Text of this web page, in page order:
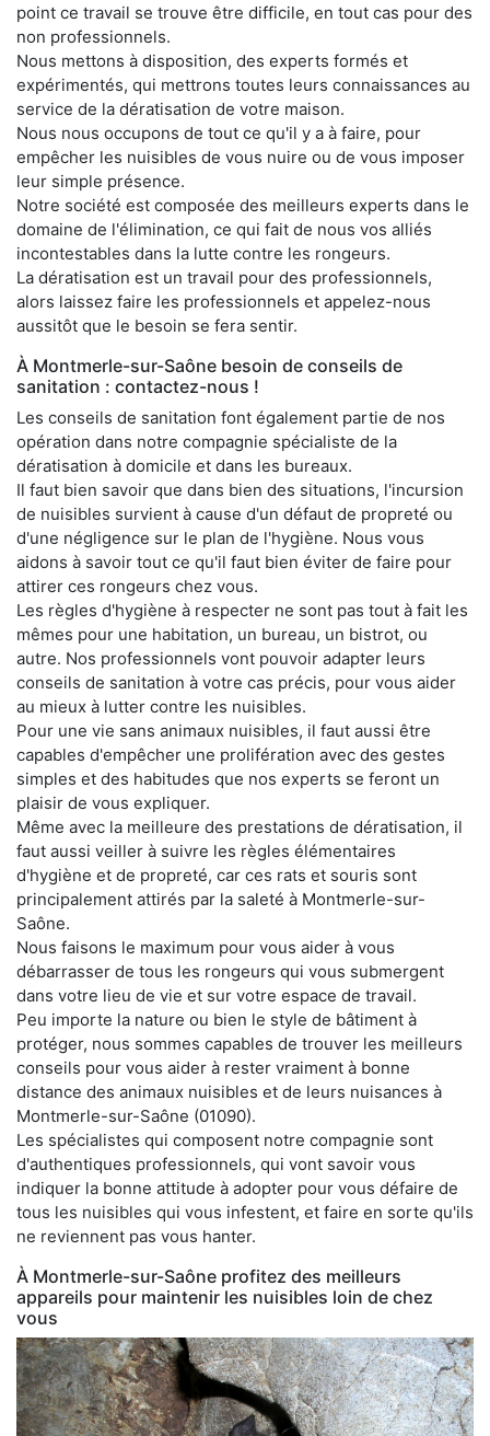
point ce travail se trouve être difficile, en tout cas pour des
non professionnels.
Nous mettons à disposition, des experts formés et
expérimentés, qui mettrons toutes leurs connaissances au
service de la dératisation de votre maison.
Nous nous occupons de tout ce qu'il y a à faire, pour
empêcher les nuisibles de vous nuire ou de vous imposer
leur simple présence.
Notre société est composée des meilleurs experts dans le
domaine de l'élimination, ce qui fait de nous vos alliés
incontestables dans la lutte contre les rongeurs.
La dératisation est un travail pour des professionnels,
alors laissez faire les professionnels et appelez-nous
aussitôt que le besoin se fera sentir.
À Montmerle-sur-Saône besoin de conseils de
sanitation : contactez-nous !
Les conseils de sanitation font également partie de nos
opération dans notre compagnie spécialiste de la
dératisation à domicile et dans les bureaux.
Il faut bien savoir que dans bien des situations, l'incursion
de nuisibles survient à cause d'un défaut de propreté ou
d'une négligence sur le plan de l'hygiène. Nous vous
aidons à savoir tout ce qu'il faut bien éviter de faire pour
attirer ces rongeurs chez vous.
Les règles d'hygiène à respecter ne sont pas tout à fait les
mêmes pour une habitation, un bureau, un bistrot, ou
autre. Nos professionnels vont pouvoir adapter leurs
conseils de sanitation à votre cas précis, pour vous aider
au mieux à lutter contre les nuisibles.
Pour une vie sans animaux nuisibles, il faut aussi être
capables d'empêcher une prolifération avec des gestes
simples et des habitudes que nos experts se feront un
plaisir de vous expliquer.
Même avec la meilleure des prestations de dératisation, il
faut aussi veiller à suivre les règles élémentaires
d'hygiène et de propreté, car ces rats et souris sont
principalement attirés par la saleté à Montmerle-sur-
Saône.
Nous faisons le maximum pour vous aider à vous
débarrasser de tous les rongeurs qui vous submergent
dans votre lieu de vie et sur votre espace de travail.
Peu importe la nature ou bien le style de bâtiment à
protéger, nous sommes capables de trouver les meilleurs
conseils pour vous aider à rester vraiment à bonne
distance des animaux nuisibles et de leurs nuisances à
Montmerle-sur-Saône (01090).
Les spécialistes qui composent notre compagnie sont
d'authentiques professionnels, qui vont savoir vous
indiquer la bonne attitude à adopter pour vous défaire de
tous les nuisibles qui vous infestent, et faire en sorte qu'ils
ne reviennent pas vous hanter.
À Montmerle-sur-Saône profitez des meilleurs
appareils pour maintenir les nuisibles loin de chez
vous